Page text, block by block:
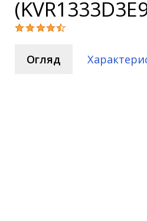
Комп'ютери
Моноблоки
Огляд